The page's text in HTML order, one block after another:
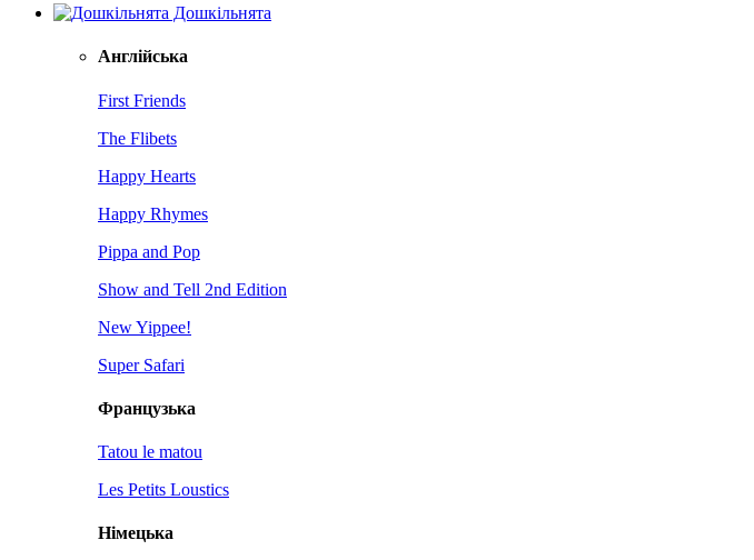
Дошкільнята
Англійська
First Friends
The Flibets
Happy Hearts
Happy Rhymes
Pippa and Pop
Show and Tell 2nd Edition
New Yippee!
Super Safari
Французька
Tatou le matou
Les Petits Loustics
Німецька